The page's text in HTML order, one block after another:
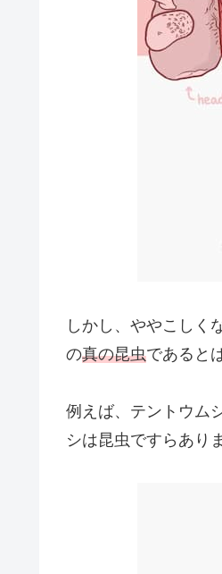
しかし、ややこしく
の真の昆虫であると
例えば、テントウム
シは昆虫ですらあり